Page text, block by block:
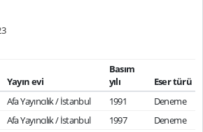
Yayın evi
Basım
yılı
Eser türü
Afa Yayıncılık / İstanbul 1991
Deneme
Afa Yayıncılık / İstanbul 1997
Deneme